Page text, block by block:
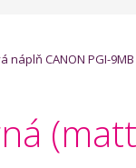
náplň CANON PGI-